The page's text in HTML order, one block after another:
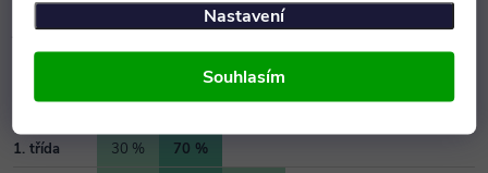
Nastavení
Souhlasím
jednu velikost. Proto vám vždydoporučujeme stavitelnou
variantu nábytku z naší nabídky.
1. třída
30 %
70 %